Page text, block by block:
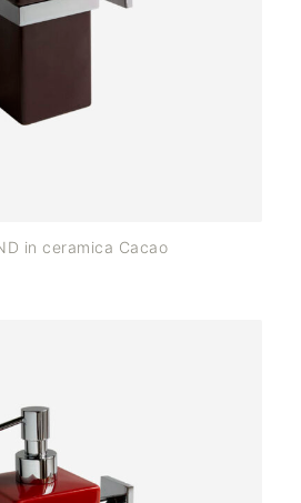
in ceramica Cacao